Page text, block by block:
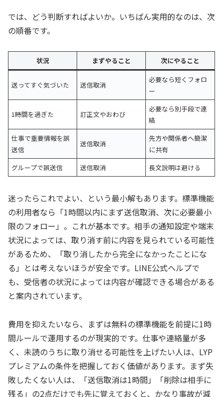
では、どう判断すればよいか。いちばん実用的なのは、次
の順番です。
状況 まずやること 次にやること
送ってすぐ気づいた 送信取消
必要なら短くフォロ
ー
1時間を過ぎた 訂正文やおわび
必要なら別手段で連
絡
仕事で重要情報を誤
送信
送信取消
先方や関係者へ簡潔
に共有
グループで誤送信
送信取消 長文説明は避ける
迷ったらこれでよい、という最小解もあります。標準機能
の利用者なら「1時間以内にまず送信取消、次に必要最小
限のフォロー」。これが基本です。相手の通知設定や端末
状況によっては、取り消す前に内容を見られている可能性
があるため、「取り消したから完全になかったことにな
る」とは考えないほうが安全です。LINE公式ヘルプで
も、受信者の状況によっては内容が確認できる場合がある
と案内されています。
費用を抑えたいなら、まずは無料の標準機能を前提に1時
間ルールで運用するのが現実的です。仕事や連絡量が多
く、未読のうちに取り消せる可能性を上げたい人は、LYP
プレミアムの条件を把握しておく価値があります。まず失
敗したくない人は、「送信取消は1時間」「削除は相手に
残る」の2点だけでも先に覚えておくと、かなり事故が減